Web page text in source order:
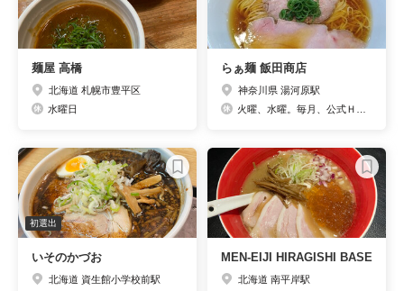
麺屋 高橋
北海道 札幌市豊平区
水曜日
らぁ麺 飯田商店
神奈川県 湯河原駅
初選出
いそのかづお
北海道 資生館小学校前駅
MEN-EIJI HIRAGISHI BASE
北海道 南平岸駅